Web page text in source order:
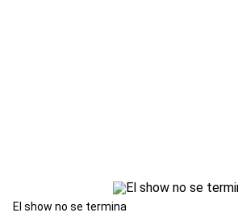
El show no se termina